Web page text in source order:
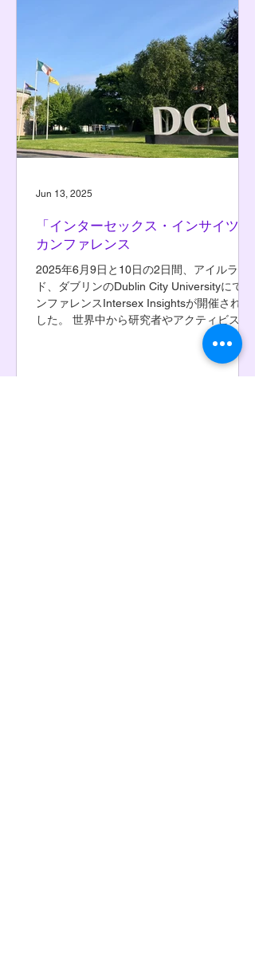
「インターセックス・インサイツ」
カンファレンス
2025年6月9日と10日の2日間、アイルラン
ド、ダブリンのDublin City Universityにてカ
ンファレンスIntersex Insightsが開催されま
した。 世界中から研究者やアクティビス
ト、アーティストが集まり、日本を含むア
Jun 13, 2025